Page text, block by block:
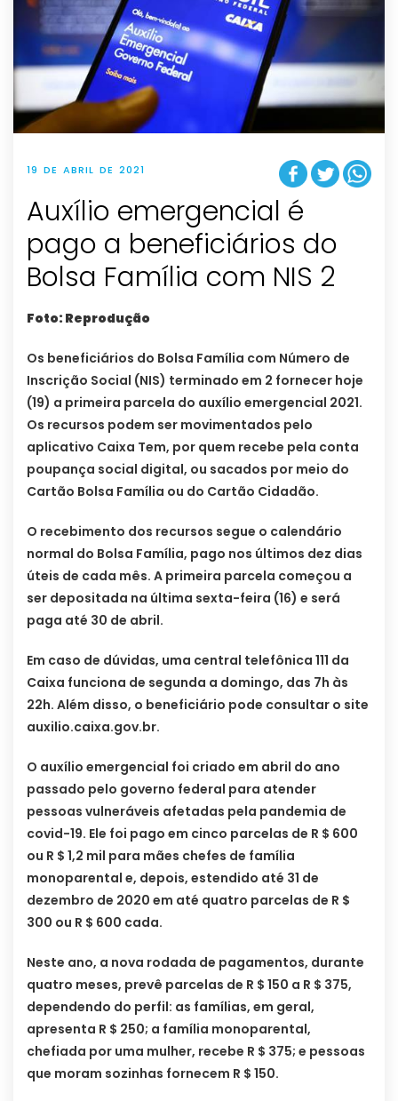
19 DE ABRIL DE 2021
Auxílio emergencial é
pago a beneficiários do
Bolsa Família com NIS 2
Foto: Reprodução
Os beneficiários do Bolsa Família com Número de
Inscrição Social (NIS) terminado em 2 fornecer hoje
(19) a primeira parcela do auxílio emergencial 2021.
Os recursos podem ser movimentados pelo
aplicativo Caixa Tem, por quem recebe pela conta
poupança social digital, ou sacados por meio do
Cartão Bolsa Família ou do Cartão Cidadão.
O recebimento dos recursos segue o calendário
normal do Bolsa Família, pago nos últimos dez dias
úteis de cada mês. A primeira parcela começou a
ser depositada na última sexta-feira (16) e será
paga até 30 de abril.
Em caso de dúvidas, uma central telefônica 111 da
Caixa funciona de segunda a domingo, das 7h às
22h. Além disso, o beneficiário pode consultar o site
auxilio.caixa.gov.br.
O auxílio emergencial foi criado em abril do ano
passado pelo governo federal para atender
pessoas vulneráveis ​​afetadas pela pandemia de
covid-19. Ele foi pago em cinco parcelas de R $ 600
ou R $ 1,2 mil para mães chefes de família
monoparental e, depois, estendido até 31 de
dezembro de 2020 em até quatro parcelas de R $
300 ou R $ 600 cada.
Neste ano, a nova rodada de pagamentos, durante
quatro meses, prevê parcelas de R $ 150 a R $ 375,
dependendo do perfil: as famílias, em geral,
apresenta R $ 250; a família monoparental,
chefiada por uma mulher, recebe R $ 375; e pessoas
que moram sozinhas fornecem R $ 150.